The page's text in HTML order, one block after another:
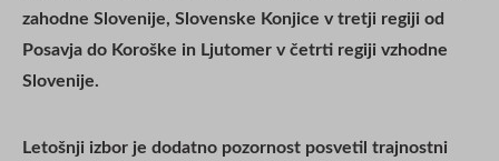
zahodne Slovenije, Slovenske Konjice v tretji regiji od
Posavja do Koroške in Ljutomer v četrti regiji vzhodne
Slovenije.
Letošnji izbor je dodatno pozornost posvetil trajnostni